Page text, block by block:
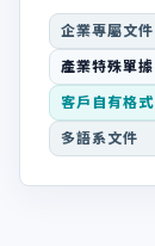
企業專屬文件
產業特殊單據
客戶自有格式
多語系文件